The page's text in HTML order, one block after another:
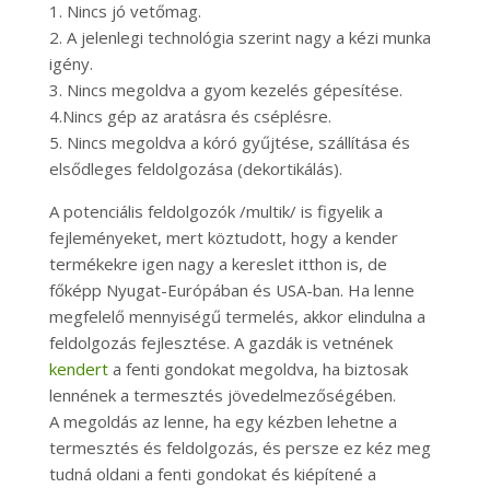
1. Nincs jó vetőmag.
2. A jelenlegi technológia szerint nagy a kézi munka
igény.
3. Nincs megoldva a gyom kezelés gépesítése.
4.Nincs gép az aratásra és cséplésre.
5. Nincs megoldva a kóró gyűjtése, szállítása és
elsődleges feldolgozása (dekortikálás).
A potenciális feldolgozók /multik/ is figyelik a
fejleményeket, mert köztudott, hogy a kender
termékekre igen nagy a kereslet itthon is, de
főképp Nyugat-Európában és USA-ban. Ha lenne
megfelelő mennyiségű termelés, akkor elindulna a
feldolgozás fejlesztése. A gazdák is vetnének
kenderta fenti gondokat megoldva, ha biztosak
lennének a termesztés jövedelmezőségében.
A megoldás az lenne, ha egy kézben lehetne a
termesztés és feldolgozás, és persze ez kéz meg
tudná oldani a fenti gondokat és kiépítené a